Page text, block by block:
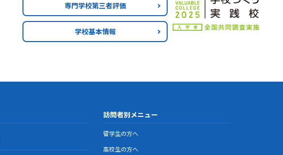
専門学校第三者評価
学校基本情報
訪問者別メニュー
留学生の方へ
高校生の方へ